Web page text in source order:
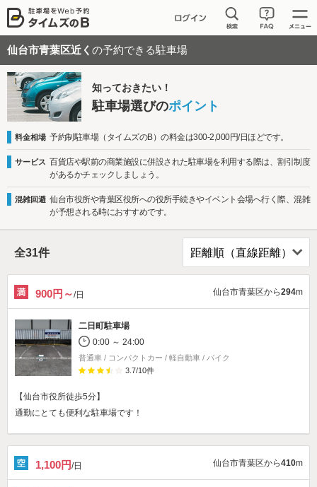
仙台市青葉区近く の予約できる駐車場
知っておきたい！
駐車場選びのポイント
料金相場 予約制駐車場（タイムズのB）の料金は300-2,000円/日ほどです。
サービス 百貨店や駅前の商業施設に併設された駐車場を利用する際は、割引制度
があるかチェックしましょう。
混雑回避 仙台市役所や青葉区役所への役所手続きやイベント会場へ行く際、混雑
が予想される時におすすめです。
全31件
900円～/日 仙台市青葉区から294m
二日町駐車場
0:00 ～ 24:00
普通車 / コンパクトカー / 軽自動車 / バイク
3.7/10件
【仙台市役所徒歩5分】
通勤にとても便利な駐車場です！
1,100円/日 仙台市青葉区から410m